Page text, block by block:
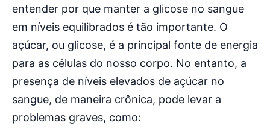
entender por que manter a glicose no sangue
em níveis equilibrados é tão importante. O
açúcar, ou glicose, é a principal fonte de energia
para as células do nosso corpo. No entanto, a
presença de níveis elevados de açúcar no
sangue, de maneira crônica, pode levar a
problemas graves, como: